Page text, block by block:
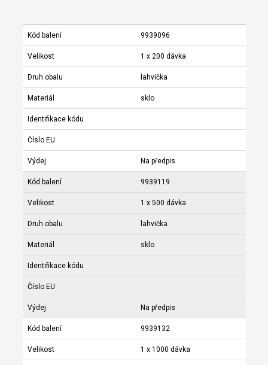
Kód balení 9939096
Velikost 1 x 200 dávka
Druh obalu lahvička
Materiál sklo
Identifikace kódu
Číslo EU
Výdej Na předpis
Kód balení 9939119
Velikost 1 x 500 dávka
Druh obalu lahvička
Materiál sklo
Identifikace kódu
Číslo EU
Výdej Na předpis
Kód balení 9939132
Velikost 1 x 1000 dávka